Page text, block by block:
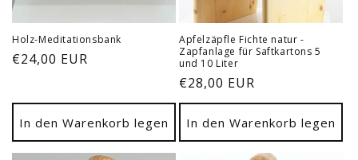
Holz-Meditationsbank
Normaler
€24,00 EUR
In den Warenkorb legen
Apfelzäpfle Fichte natur -
Zapfanlage für Saftkartons 5
und 10 Liter
Normaler
Preis
€28,00 EUR
In den Warenkorb legen